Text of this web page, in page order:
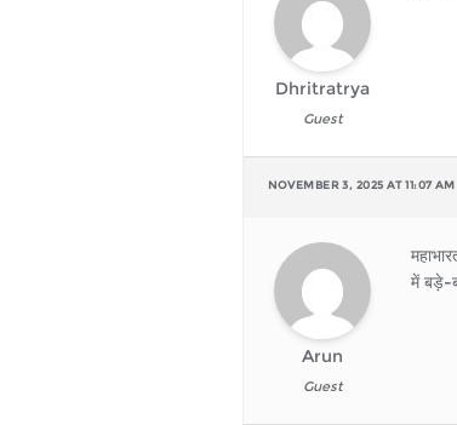
Dhritratrya
Guest
NOVEMBER 3, 2025 AT 11:07 AM
Arun
Guest
में बड़े-